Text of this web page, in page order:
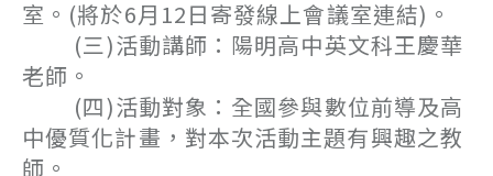
室。(將於6月12日寄發線上會議室連結)。
(三)活動講師：陽明高中英文科王慶華
老師。
(四)活動對象：全國參與數位前導及高
中優質化計畫，對本次活動主題有興趣之教
師。